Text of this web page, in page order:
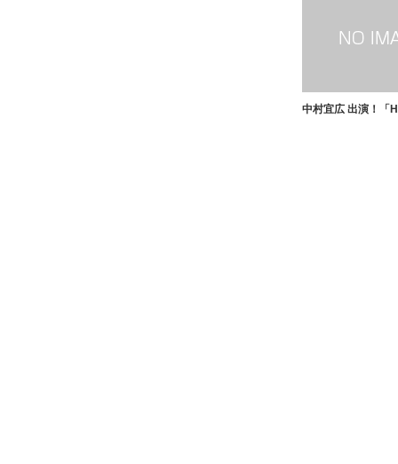
中村宜広 出演！「